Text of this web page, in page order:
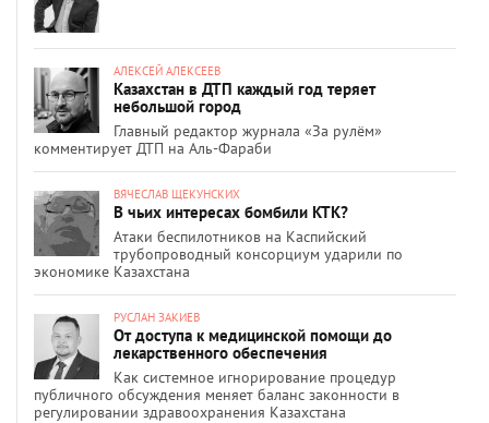
АЛЕКСЕЙ АЛЕКСЕЕВ
Казахстан в ДТП каждый год теряет
небольшой город
Главный редактор журнала «За рулём»
комментирует ДТП на Аль-Фараби
ВЯЧЕСЛАВ ЩЕКУНСКИХ
В чьих интересах бомбили КТК?
Атаки беспилотников на Каспийский
трубопроводный консорциум ударили по
экономике Казахстана
РУСЛАН ЗАКИЕВ
От доступа к медицинской помощи до
лекарственного обеспечения
Как системное игнорирование процедур
публичного обсуждения меняет баланс законности в
регулировании здравоохранения Казахстана